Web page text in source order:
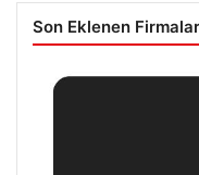
Son Eklenen Firmalar